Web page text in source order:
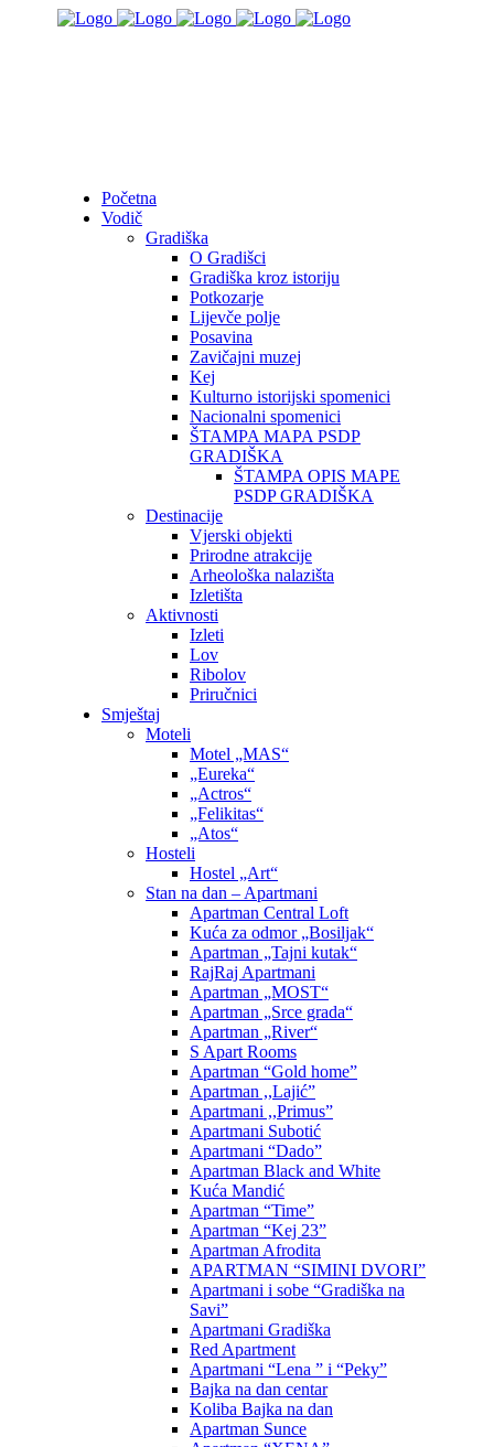
Početna
Vodič
Gradiška
O Gradišci
Gradiška kroz istoriju
Potkozarje
Lijevče polje
Posavina
Zavičajni muzej
Kej
Kulturno istorijski spomenici
Nacionalni spomenici
ŠTAMPA MAPA PSDP
GRADIŠKA
ŠTAMPA OPIS MAPE
PSDP GRADIŠKA
Destinacije
Vjerski objekti
Prirodne atrakcije
Arheološka nalazišta
Izletišta
Aktivnosti
Izleti
Lov
Ribolov
Priručnici
Smještaj
Moteli
Motel „MAS“
„Eureka“
„Actros“
„Felikitas“
„Atos“
Hosteli
Hostel „Art“
Stan na dan – Apartmani
Apartman Central Loft
Kuća za odmor „Bosiljak“
Apartman „Tajni kutak“
RajRaj Apartmani
Apartman „MOST“
Apartman „Srce grada“
Apartman „River“
S Apart Rooms
Apartman “Gold home”
Apartman ,,Lajić”
Apartmani ,,Primus”
Apartmani Subotić
Apartmani “Dado”
Apartman Black and White
Kuća Mandić
Apartman “Time”
Apartman “Kej 23”
Apartman Afrodita
APARTMAN “SIMINI DVORI”
Apartmani i sobe “Gradiška na
Savi”
Apartmani Gradiška
Red Apartment
Apartmani “Lena ” i “Peky”
Bajka na dan centar
Koliba Bajka na dan
Apartman Sunce